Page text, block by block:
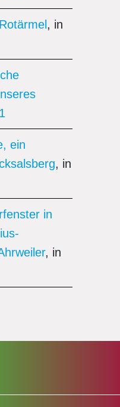
, in
ein
, in
in
, in